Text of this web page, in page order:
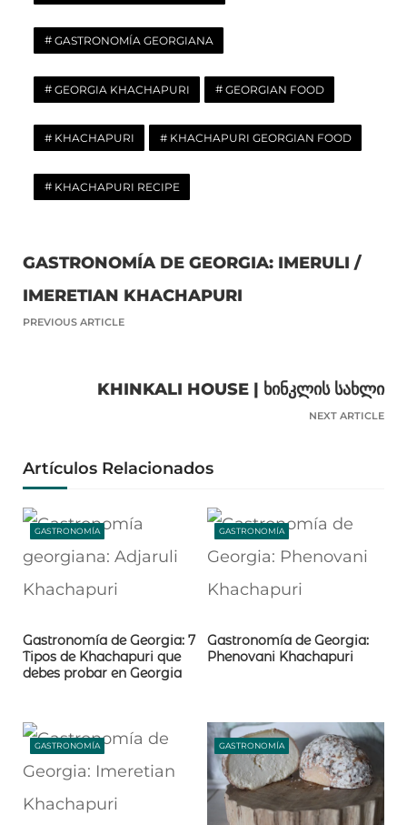
GASTRONOMÍA GEORGIANA
GEORGIA KHACHAPURI GEORGIAN FOOD
KHACHAPURI KHACHAPURI GEORGIAN FOOD
KHACHAPURI RECIPE
GASTRONOMÍA DE GEORGIA: IMERULI /
IMERETIAN KHACHAPURI
PREVIOUS ARTICLE
KHINKALI HOUSE | ᲮᲘᲜᲙᲚᲘᲡ ᲡᲐᲮᲚᲘ
NEXT ARTICLE
Artículos Relacionados
GASTRONOMÍA
Gastronomía de Georgia: 7
Tipos de Khachapuri que
debes probar en Georgia
GASTRONOMÍA
Gastronomía de Georgia:
Phenovani Khachapuri
GASTRONOMÍA GASTRONOMÍA